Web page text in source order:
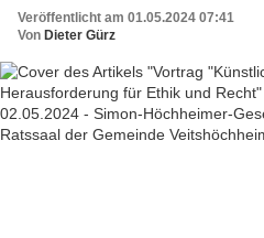
Ratssaal der Gemeinde
Veröffentlicht am 01.05.2024 07:41
Von Dieter Gürz